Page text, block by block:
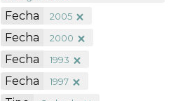
Fecha 2005
Fecha 2000
Fecha 1993
Fecha 1997